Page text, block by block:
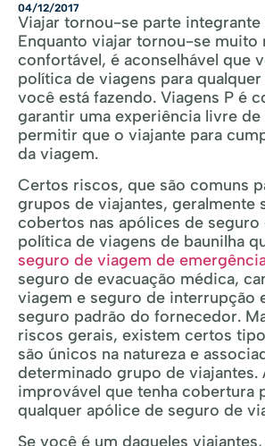
04/12/2017
Viajar tornou-se parte integrante
Enquanto viajar tornou-se muito
confortável, é aconselhável que
política de viagens para
você está fazendo. Viagens P é
garantir uma experiência livre de
permitir que o viajante para
da viagem.
Certos riscos, que são comuns
grupos de viajantes, geralmente
cobertos nas apólices de seguro
política de viagens de baunilha
seguro de viagem de
seguro de evacuação médica,
viagem e seguro de interrupção
seguro padrão do fornecedor.
riscos gerais, existem certos
são únicos na natureza e
determinado grupo de viajantes.
improvável que tenha cobertura
qualquer apólice de seguro de
Se você é um daqueles